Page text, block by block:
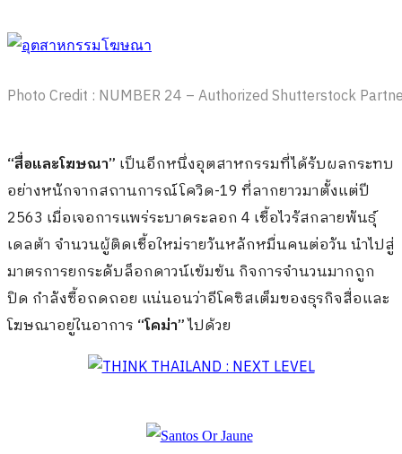
Photo Credit : NUMBER 24 – Authorized Shutterstock
“สื่อและโฆษณา” เป็นอีกหนึ่งอุตสาหกรรมที่ได้รับผลกระทบ
อย่างหนักจากสถานการณ์โควิด-19 ที่ลากยาวมาตั้งแต่ปี
2563 เมื่อเจอการแพร่ระบาดระลอก 4 เชื้อไวรัสกลายพันธุ์
เดลต้า จำนวนผู้ติดเชื้อใหม่รายวันหลักหมื่นคนต่อวัน นำไปสู่
มาตรการยกระดับล็อกดาวน์เข้มข้น กิจการจำนวนมากถูก
ปิด กำลังซื้อถดถอย แน่นอนว่าอีโคซิสเต็มของธุรกิจสื่อและ
โฆษณาอยู่ในอาการ “โคม่า”ไปด้วย